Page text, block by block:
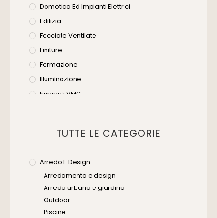
Domotica Ed Impianti Elettrici
Edilizia
Facciate Ventilate
Finiture
Formazione
Illuminazione
Impianti VMC
Progettazione Infrastrutturale
Senza Categoria
Software
TUTTE LE CATEGORIE
Arredo E Design
Arredamento e design
Arredo urbano e giardino
Outdoor
Piscine